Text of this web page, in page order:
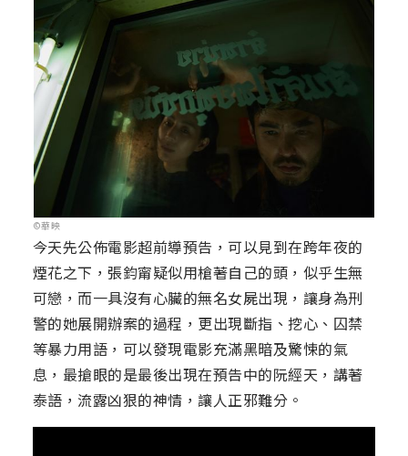
©華映
今天先公佈電影超前導預告，可以見到在跨年夜的
煙花之下，張鈞甯疑似用槍著自己的頭，似乎生無
可戀，而一具沒有心臟的無名女屍出現，讓身為刑
警的她展開辦案的過程，更出現斷指、挖心、囚禁
等暴力用語，可以發現電影充滿黑暗及驚悚的氣
息，最搶眼的是最後出現在預告中的阮經天，講著
泰語，流露凶狠的神情，讓人正邪難分。